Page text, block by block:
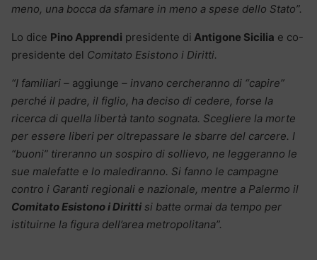
meno, una bocca da sfamare in meno a spese dello Stato”.
Lo dice Pino Apprendi presidente di Antigone Sicilia e co-
presidente del Comitato Esistono i Diritti.
“I familiari – aggiunge – invano cercheranno di “capire”
perché il padre, il figlio, ha deciso di cedere, forse la
ricerca di quella libertà tanto sognata. Scegliere la morte
per essere liberi per oltrepassare le sbarre del carcere. I
“buoni” tireranno un sospiro di sollievo, ne leggeranno le
sue malefatte e lo malediranno. Si fanno le campagne
contro i Garanti regionali e nazionale, mentre a Palermo il
Comitato Esistono i Diritti si batte ormai da tempo per
istituirne la figura dell’area metropolitana”.